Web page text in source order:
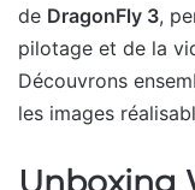
de DragonFly 3,
pilotage et de la
Découvrons
les images
Unboxing